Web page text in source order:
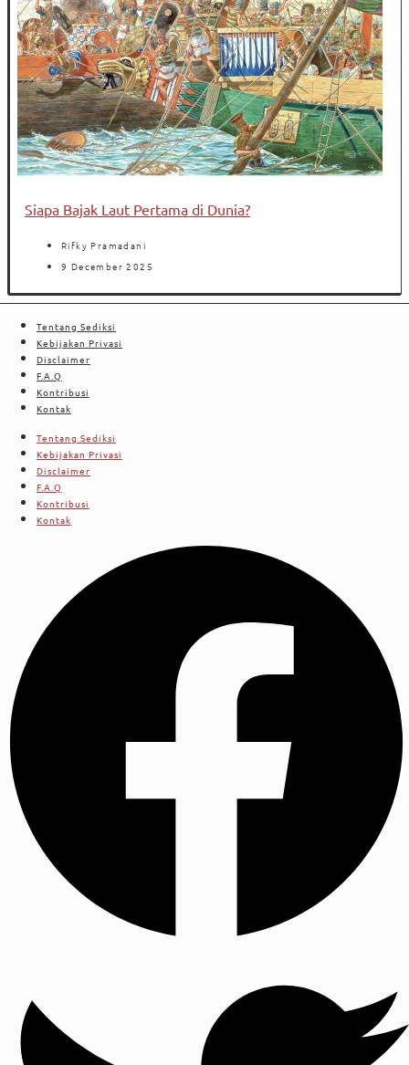
Siapa Bajak Laut Pertama di Dunia?
Rifky Pramadani
9 December 2025
Tentang Sediksi
Kebijakan Privasi
Disclaimer
F.A.Q
Kontribusi
Kontak
Tentang Sediksi
Kebijakan Privasi
Disclaimer
F.A.Q
Kontribusi
Kontak